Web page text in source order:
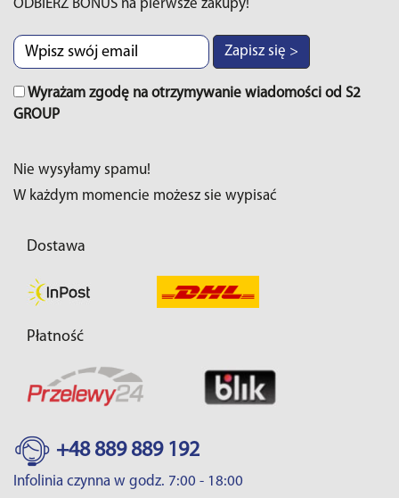
ODBIERZ BONUS na pierwsze zakupy!
Zapisz się >
Wyrażam zgodę na otrzymywanie wiadomości od S2
GROUP
Nie wysyłamy spamu!
W każdym momencie możesz sie wypisać
Dostawa
Płatność
+48 889 889 192
Infolinia czynna w godz. 7:00 - 18:00